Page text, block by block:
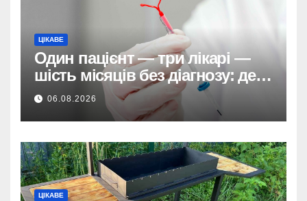
ЦІКАВЕ
Один пацієнт — три лікарі —
шість місяців без діагнозу: де
ховається системна помилка
06.08.2026
ЦІКАВЕ